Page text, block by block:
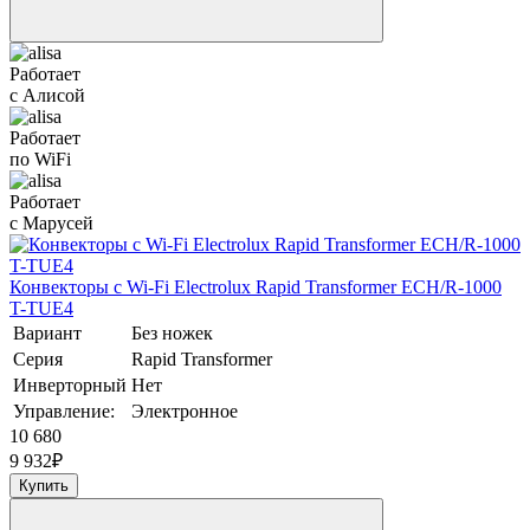
Работает
с Алисой
Работает
по WiFi
Работает
с Марусей
Конвекторы с Wi-Fi Electrolux Rapid Transformer ECH/R-1000
T-TUE4
Вариант
Без ножек
Серия
Rapid Transformer
Инверторный Нет
Управление:
Электронное
10 680
9 932₽
Купить